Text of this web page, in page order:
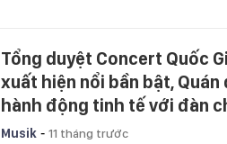
Tổng duyệt Concert Quốc
xuất hiện nổi bần bật, Quán
hành động tinh tế với đàn
Musik - 11 tháng trước